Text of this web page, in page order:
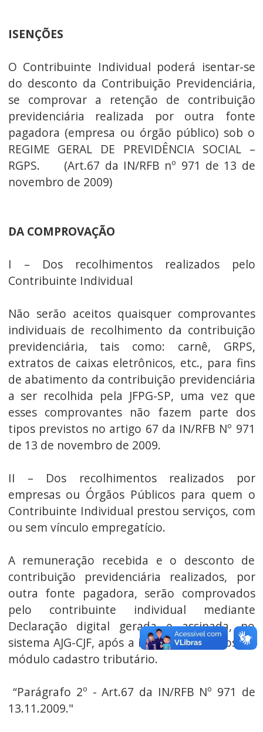
ISENÇÕES
O Contribuinte Individual poderá isentar-se
do desconto da Contribuição Previdenciária,
se comprovar a retenção de contribuição
previdenciária realizada por outra fonte
pagadora (empresa ou órgão público) sob o
REGIME GERAL DE PREVIDÊNCIA SOCIAL –
RGPS. (Art.67 da IN/RFB nº 971 de 13 de
novembro de 2009)
DA COMPROVAÇÃO
I – Dos recolhimentos realizados pelo
Contribuinte Individual
Não serão aceitos quaisquer comprovantes
individuais de recolhimento da contribuição
previdenciária, tais como: carnê, GRPS,
extratos de caixas eletrônicos, etc., para fins
de abatimento da contribuição previdenciária
a ser recolhida pela JFPG-SP, uma vez que
esses comprovantes não fazem parte dos
tipos previstos no artigo 67 da IN/RFB Nº 971
de 13 de novembro de 2009.
II – Dos recolhimentos realizados por
empresas ou Órgãos Públicos para quem o
Contribuinte Individual prestou serviços, com
ou sem vínculo empregatício.
A remuneração recebida e o desconto de
contribuição previdenciária realizados, por
outra fonte pagadora, serão comprovados
pelo contribuinte individual mediante
Declaração digital gerada e assinada, no
sistema AJG-CJF, após a inserção de dados no
módulo cadastro tributário.
“Parágrafo 2º - Art.67 da IN/RFB Nº 971 de
13.11.2009."